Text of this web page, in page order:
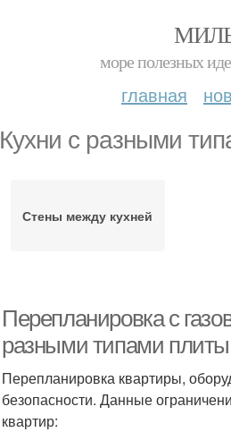
море полезных
главная
Кухни с разными
Стены между кухней
Перепланировка с
разными типами плиты
Перепланировка квартиры,
безопасности. Данные
квартир: